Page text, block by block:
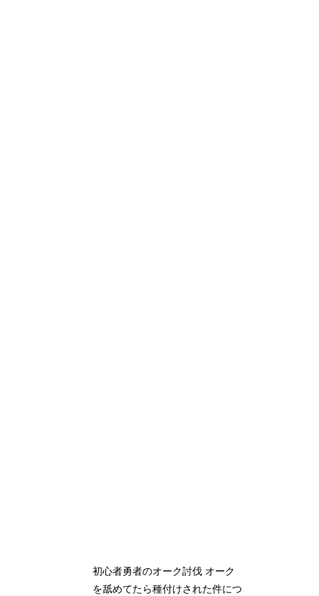
初心者勇者のオーク討伐 オーク
を舐めてたら種付けされた件につ